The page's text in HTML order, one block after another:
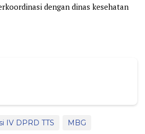
dengan dinas kesehatan
IV DPRD TTS
MBG